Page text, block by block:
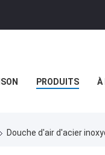
PRODUITS À
Douche d'air d'acier